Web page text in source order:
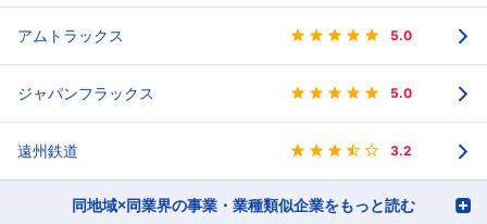
アムトラックス 5.0
ジャパンフラックス 5.0
遠州鉄道 3.2
同地域×同業界の事業・業種類似企業をもっと読む